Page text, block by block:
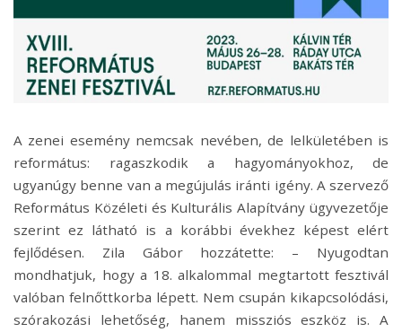
A zenei esemény nemcsak nevében, de lelkületében is
református: ragaszkodik a hagyományokhoz, de
ugyanúgy benne van a megújulás iránti igény. A szervező
Református Közéleti és Kulturális Alapítvány ügyvezetője
szerint ez látható is a korábbi évekhez képest elért
fejlődésen. Zila Gábor hozzátette: – Nyugodtan
mondhatjuk, hogy a 18. alkalommal megtartott fesztivál
valóban felnőttkorba lépett. Nem csupán kikapcsolódási,
szórakozási lehetőség, hanem missziós eszköz is. A